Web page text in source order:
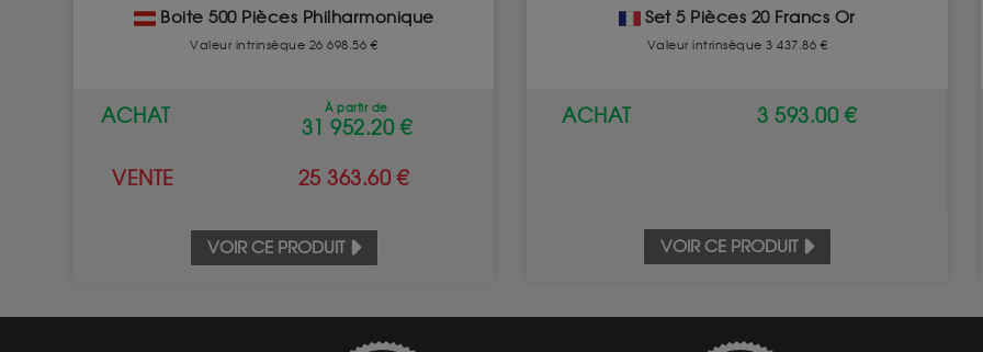
Boite 500 Pièces Philharmonique
Valeur intrinsèque 26 698.56 €
ACHAT À partir de
31 952.20 €
VENTE 25 363.60 €
VOIR CE PRODUIT
Set 5 Pièces 20 Francs Or
Valeur intrinsèque 3 437.86 €
ACHAT 3 593.00 €
VOIR CE PRODUIT